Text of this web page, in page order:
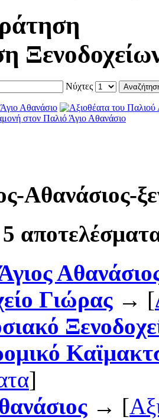
Νύχτες
Αθανάσιος-
5
Γιώρας→ [
]
→ [